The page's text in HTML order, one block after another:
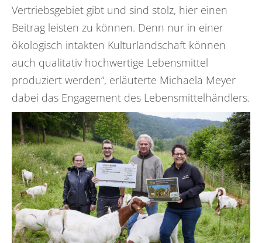
Vertriebsgebiet gibt und sind stolz, hier einen
Beitrag leisten zu können. Denn nur in einer
ökologisch intakten Kulturlandschaft können
auch qualitativ hochwertige Lebensmittel
produziert werden“, erläuterte Michaela Meyer
dabei das Engagement des Lebensmittelhändlers.